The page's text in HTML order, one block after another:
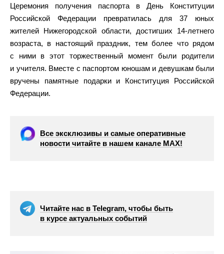
Церемония получения паспорта в День Конституции
Российской Федерации превратилась для 37 юных
жителей Нижегородской области, достигших 14-летнего
возраста, в настоящий праздник, тем более что рядом
с ними в этот торжественный момент были родители
и учителя. Вместе с паспортом юношам и девушкам были
вручены памятные подарки и Конституция Российской
Федерации.
Все эксклюзивы и самые оперативные
новости читайте в нашем канале МАХ!
Читайте нас в Telegram, чтобы быть
в курсе актуальных событий